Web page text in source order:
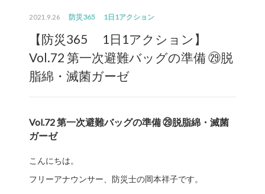
2021.9.26 防災365 1日1アクション
【防災365 1日1アクション】
Vol.72 第一次避難バッグの準備 ㉙脱
脂綿・滅菌ガーゼ
Vol.72 第一次避難バッグの準備 ㉙脱脂綿・滅菌
ガーゼ
こんにちは。
フリーアナウンサー、防災士の岡本祥子です。